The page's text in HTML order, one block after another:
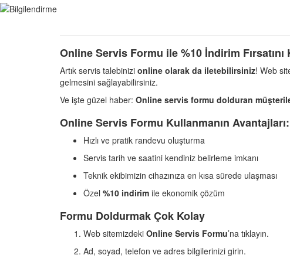
Online Servis Formu ile %10 İndirim Fırsatını
Artık servis talebinizi online olarak da iletebilirsiniz! Web
gelmesini sağlayabilirsiniz.
Ve işte güzel haber: Online servis formu dolduran
Online Servis Formu Kullanmanın Avantajları:
Hızlı ve pratik randevu oluşturma
Servis tarih ve saatini kendiniz belirleme imkanı
Teknik ekibimizin cihazınıza en kısa sürede ulaşması
Özel %10 indirim ile ekonomik çözüm
Formu Doldurmak Çok Kolay
Web sitemizdeki Online Servis Formu’na tıklayın.
Ad, soyad, telefon ve adres bilgilerinizi girin.